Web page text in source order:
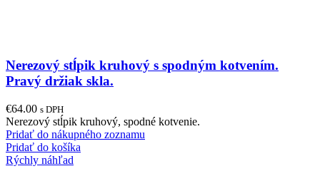
Nerezový stĺpik kruhový s spodným kotvením.
Pravý držiak skla.
€64.00 s DPH
Nerezový stĺpik kruhový, spodné kotvenie.
Pridať do nákupného zoznamu
Pridať do košíka
Rýchly náhľad